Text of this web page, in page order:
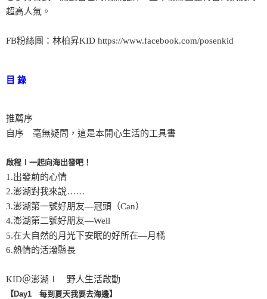
超高人氣。
FB粉絲團：林柏昇KID https://www.facebook.com/posenkid
目 錄
推薦序
自序 毫無疑問，這是本開心生活的工具書
啟程∣一起向海出發吧！
1.出發前的心情
2.澎湖對我來說……
3.澎湖第一號好朋友—冠頭（Can）
4.澎湖第二號好朋友—Well
5.在大自然的月光下安眠的好所在—月橘
6.熱情的活潑縣長
KID＠澎湖∣ 野人生活啟動
【Day1 每到夏天我要去海邊】